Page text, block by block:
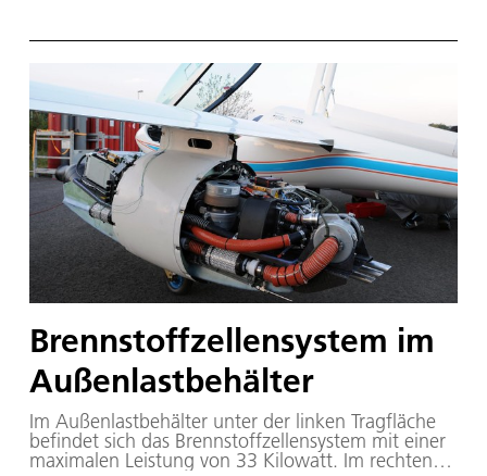
Brennstoffzellensystem im
Außenlastbehälter
Im Außenlastbehälter unter der linken Tragfläche
befindet sich das Brennstoffzellensystem mit einer
maximalen Leistung von 33 Kilowatt. Im rechten